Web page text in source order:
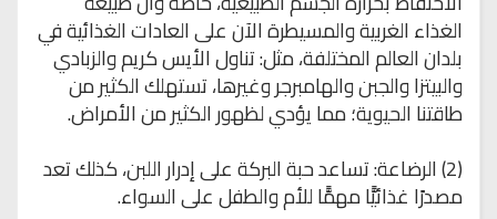
الغذاء الغربية والمسيطرة الآن على العادات الغذائية في
بلدان العالم المختلفة، مثل: تناول الأيس كريم والزبادي
والبيتزا والجبن والهامبرجر وغيرها، تستهلك الكثير من
طاقتنا الحيوية؛ مما يؤدي لظهور الكثير من الأمراض.
(2) الرضاعة: تساعد حبة البركة على إدرار اللبن، كذلك تعد
مصدرًا غذائيًّا مهمًّا للأم والطفل على السواء.